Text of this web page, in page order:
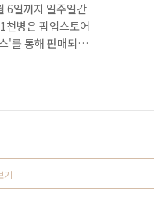
6일까지 일주일간
천병은 팝업스토어
'를 통해 판매되었
의 온라인 판매
입을 결정해주셨으
기